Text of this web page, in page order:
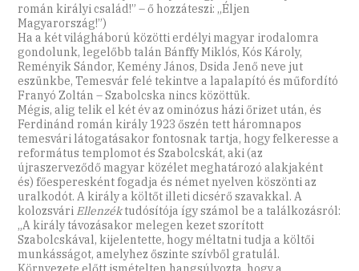
román királyi család!” – ő hozzáteszi: „Éljen
Magyarország!”)
Ha a két világháború közötti erdélyi magyar irodalomra
gondolunk, legelőbb talán Bánffy Miklós, Kós Károly,
Reményik Sándor, Kemény János, Dsida Jenő neve jut
eszünkbe, Temesvár felé tekintve a lapalapító és műfordító
Franyó Zoltán – Szabolcska nincs közöttük.
Mégis, alig telik el két év az ominózus házi őrizet után, és
Ferdinánd román király 1923 őszén tett háromnapos
temesvári látogatásakor fontosnak tartja, hogy felkeresse a
református templomot és Szabolcskát, aki (az
újraszerveződő magyar közélet meghatározó alakjaként
és) főesperesként fogadja és német nyelven köszönti az
uralkodót. A király a költőt illeti dicsérő szavakkal. A
kolozsvári Ellenzéktudósítója így számol be a találkozásról:
„A király távozásakor melegen kezet szorított
Szabolcskával, kijelentette, hogy méltatni tudja a költői
munkásságot, amelyhez őszinte szívből gratulál.